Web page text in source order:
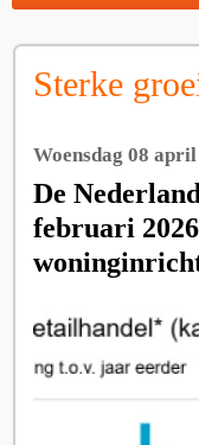
Sterke
Woensdag 08 april
De
februari